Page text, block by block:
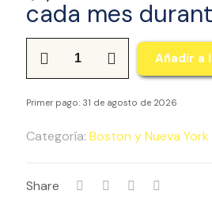
cada mes
Boston
Nueva
York
Añadir a
Primer pago: 31 de agosto de 2026
Categoría: Boston y Nueva York
Share